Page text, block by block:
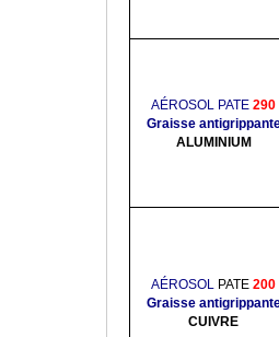
AÉROSOL PATE 290
Graisse
ALUMINIUM
AÉROSOL PATE 200
Graisse
CUIVRE